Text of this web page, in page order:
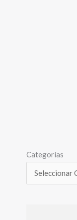
Categorías